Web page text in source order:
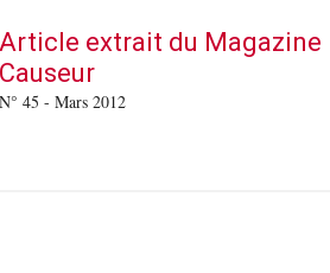
Article extrait du Magazine
Causeur
N° 45 - Mars 2012